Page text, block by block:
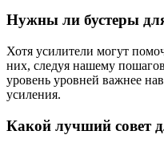
Нужны ли бустеры
Хотя усилители могут
них, следуя нашему
уровень уровней важнее
усиления.
Какой лучший совет